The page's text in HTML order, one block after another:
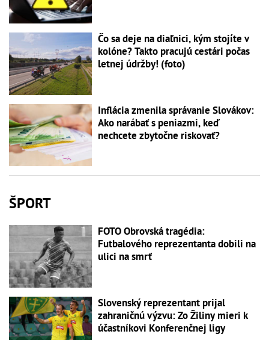
Čo sa deje na diaľnici, kým stojíte v
kolóne? Takto pracujú cestári počas
letnej údržby! (foto)
Inflácia zmenila správanie Slovákov:
Ako narábať s peniazmi, keď
nechcete zbytočne riskovať?
ŠPORT
FOTO Obrovská tragédia:
Futbalového reprezentanta dobili na
ulici na smrť
Slovenský reprezentant prijal
zahraničnú výzvu: Zo Žiliny mieri k
účastníkovi Konferenčnej ligy